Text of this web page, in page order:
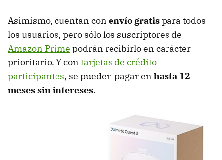
Asimismo, cuentan con envío gratispara todos
los usuarios, pero sólo los suscriptores de
Amazon Prime podrán recibirlo en carácter
prioritario. Y con tarjetas de crédito
participantes, se pueden pagar en hasta 12
meses sin intereses.